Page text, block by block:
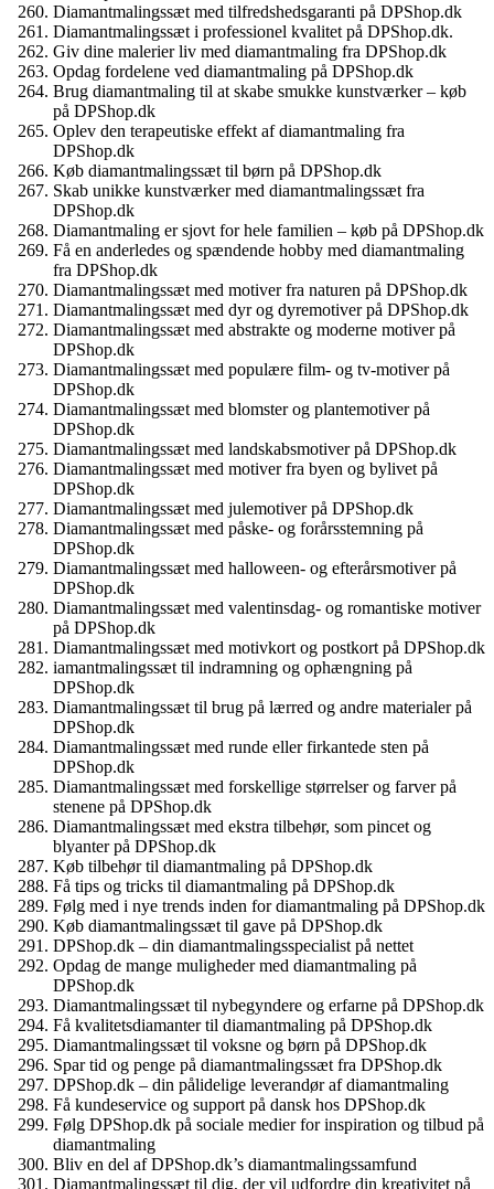
Diamantmalingssæt med tilfredshedsgaranti på DPShop.dk
Diamantmalingssæt i professionel kvalitet på DPShop.dk.
Giv dine malerier liv med diamantmaling fra DPShop.dk
Opdag fordelene ved diamantmaling på DPShop.dk
Brug diamantmaling til at skabe smukke kunstværker – køb
på DPShop.dk
Oplev den terapeutiske effekt af diamantmaling fra
DPShop.dk
Køb diamantmalingssæt til børn på DPShop.dk
Skab unikke kunstværker med diamantmalingssæt fra
DPShop.dk
Diamantmaling er sjovt for hele familien – køb på DPShop.dk
Få en anderledes og spændende hobby med diamantmaling
fra DPShop.dk
Diamantmalingssæt med motiver fra naturen på DPShop.dk
Diamantmalingssæt med dyr og dyremotiver på DPShop.dk
Diamantmalingssæt med abstrakte og moderne motiver på
DPShop.dk
Diamantmalingssæt med populære film- og tv-motiver på
DPShop.dk
Diamantmalingssæt med blomster og plantemotiver på
DPShop.dk
Diamantmalingssæt med landskabsmotiver på DPShop.dk
Diamantmalingssæt med motiver fra byen og bylivet på
DPShop.dk
Diamantmalingssæt med julemotiver på DPShop.dk
Diamantmalingssæt med påske- og forårsstemning på
DPShop.dk
Diamantmalingssæt med halloween- og efterårsmotiver på
DPShop.dk
Diamantmalingssæt med valentinsdag- og romantiske motiver
på DPShop.dk
Diamantmalingssæt med motivkort og postkort på DPShop.dk
iamantmalingssæt til indramning og ophængning på
DPShop.dk
Diamantmalingssæt til brug på lærred og andre materialer på
DPShop.dk
Diamantmalingssæt med runde eller firkantede sten på
DPShop.dk
Diamantmalingssæt med forskellige størrelser og farver på
stenene på DPShop.dk
Diamantmalingssæt med ekstra tilbehør, som pincet og
blyanter på DPShop.dk
Køb tilbehør til diamantmaling på DPShop.dk
Få tips og tricks til diamantmaling på DPShop.dk
Følg med i nye trends inden for diamantmaling på DPShop.dk
Køb diamantmalingssæt til gave på DPShop.dk
DPShop.dk – din diamantmalingsspecialist på nettet
Opdag de mange muligheder med diamantmaling på
DPShop.dk
Diamantmalingssæt til nybegyndere og erfarne på DPShop.dk
Få kvalitetsdiamanter til diamantmaling på DPShop.dk
Diamantmalingssæt til voksne og børn på DPShop.dk
Spar tid og penge på diamantmalingssæt fra DPShop.dk
DPShop.dk – din pålidelige leverandør af diamantmaling
Få kundeservice og support på dansk hos DPShop.dk
Følg DPShop.dk på sociale medier for inspiration og tilbud på
diamantmaling
Bliv en del af DPShop.dk’s diamantmalingssamfund
Diamantmalingssæt til dig, der vil udfordre din kreativitet på